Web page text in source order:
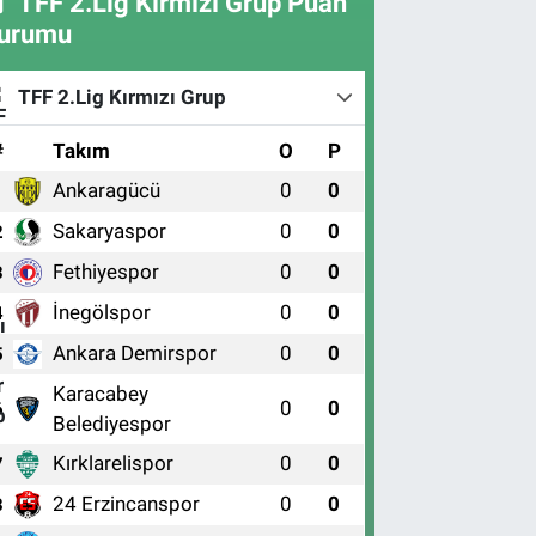
TFF 2.Lig Kırmızı Grup
Takım O P
Ankaragücü 0 0
Sakaryaspor 0 0
Fethiyespor 0 0
İnegölspor 0 0
Ankara Demirspor 0 0
Karacabey
Belediyespor
0 0
Kırklarelispor 0 0
24 Erzincanspor 0 0